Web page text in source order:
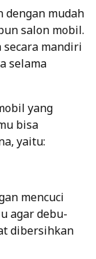
dengan mudah
salon mobil.
mandiri
selama
yang
bisa
yaitu:
mencuci
agar debu-
dibersihkan